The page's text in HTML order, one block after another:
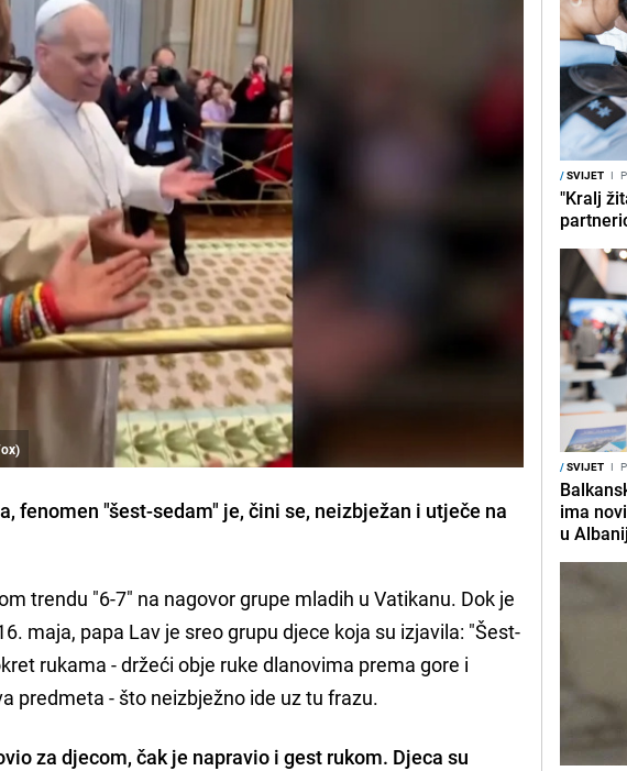
fenomen "šest-sedam" je, čini se, neizbježan i utječe na
trendu "6-7" na nagovor grupe mladih u Vatikanu. Dok je
maja, papa Lav je sreo grupu djece koja su izjavila: "Šest-
rukama - držeći obje ruke dlanovima prema gore i
predmeta - što neizbježno ide uz tu frazu.
za djecom, čak je napravio i gest rukom. Djeca su
/SVIJET I
"Kralj
/SVIJET I
ima
u